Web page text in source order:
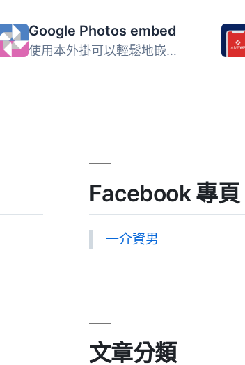
Google Photos embed
使用本外掛可以輕鬆地嵌入由 Google Photos 分享的影像。 使...
Facebook 專頁
一介資男
文章分類